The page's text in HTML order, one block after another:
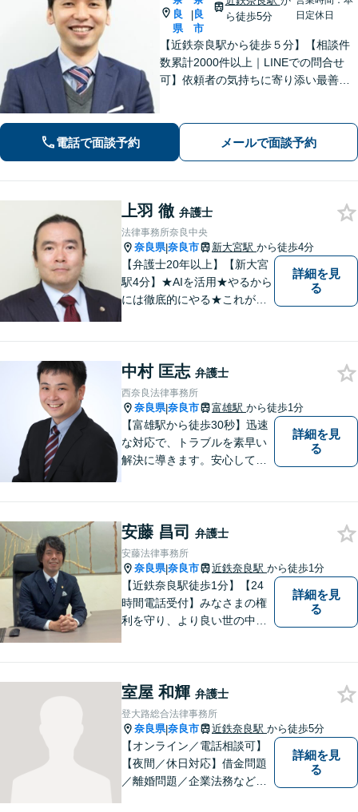
良
県
|良
市
ら徒歩5分
日定休日
【近鉄奈良駅から徒歩５分】【相談件
数累計2000件以上｜LINEでの問合せ
可】依頼者の気持ちに寄り添い最善の
ン法律相談可能】
電話で面談予約 メールで面談予約
上羽 徹 弁護士
法律事務所奈良中央
奈良県|奈良市 新大宮駅 から徒歩4分
【弁護士20年以上】【新大宮
駅4分】★AIを活用★やるから
には徹底的にやる★これが私
も惜しみません！「不安を安
心に」丁寧にサポートしま
す。お気軽にご相談ください
詳細を見
る
中村 匡志 弁護士
西奈良法律事務所
奈良県|奈良市 富雄駅 から徒歩1分
【富雄駅から徒歩30秒】迅速
な対応で、トラブルを素早い
解決に導きます。安心して話
続・遺言・交通事故・借金・
債務整理などはお任せくださ
い。
詳細を見
る
安藤 昌司 弁護士
安藤法律事務所
奈良県|奈良市 近鉄奈良駅 から徒歩1分
【近鉄奈良駅徒歩1分】【24
時間電話受付】みなさまの権
利を守り、より良い世の中に
ています。法律トラブルでお
悩みごとがありましたら、お
気軽にご相談ください。
詳細を見
る
室屋 和輝 弁護士
登大路総合法律事務所
奈良県|奈良市 近鉄奈良駅 から徒歩5分
【オンライン／電話相談可】
【夜間／休日対応】借金問題
／離婚問題／企業法務など幅
詳細を見
る